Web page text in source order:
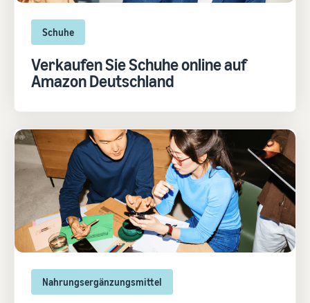
Schuhe
Verkaufen Sie Schuhe online auf
Amazon Deutschland
Nahrungsergänzungsmittel